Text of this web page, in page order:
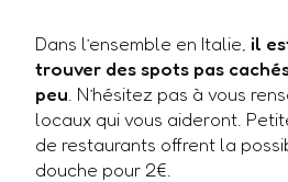
Dans l’ensemble en Italie, il
trouver des spots pas
peu . N’hésitez pas à vous
locaux qui vous aideront.
de restaurants offrent la
douche pour 2€.